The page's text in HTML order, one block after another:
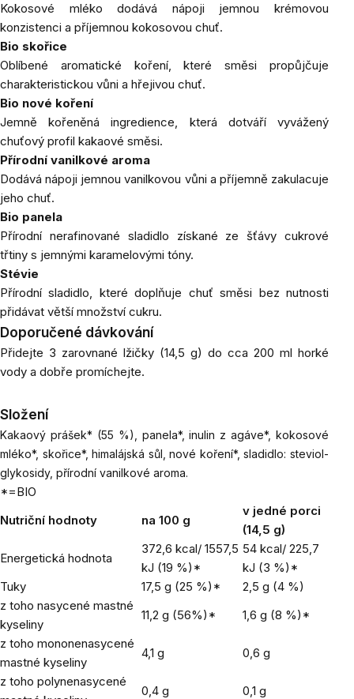
Kokosové mléko dodává nápoji jemnou krémovou
konzistenci a příjemnou kokosovou chuť.
Bio skořice
Oblíbené aromatické koření, které směsi propůjčuje
charakteristickou vůni a hřejivou chuť.
Bio nové koření
Jemně kořeněná ingredience, která dotváří vyvážený
chuťový profil kakaové směsi.
Přírodní vanilkové aroma
Dodává nápoji jemnou vanilkovou vůni a příjemně zakulacuje
jeho chuť.
Bio panela
Přírodní nerafinované sladidlo získané ze šťávy cukrové
třtiny s jemnými karamelovými tóny.
Stévie
Přírodní sladidlo, které doplňuje chuť směsi bez nutnosti
přidávat větší množství cukru.
Doporučené dávkování
Přidejte 3 zarovnané lžičky (14,5 g) do cca 200 ml horké
vody a dobře promíchejte.
Složení
Kakaový prášek* (55 %), panela*, inulin z agáve*, kokosové
mléko*, skořice*, himalájská sůl, nové koření*, sladidlo: steviol-
glykosidy, přírodní vanilkové aroma.
*=BIO
Nutriční hodnoty
na 100 g
v jedné porci
(14,5 g)
Energetická hodnota
372,6 kcal/ 1557,5
kJ (19 %)*
54 kcal/ 225,7
kJ (3 %)*
Tuky
17,5 g (25 %)*
2,5 g (4 %)
z toho nasycené mastné
kyseliny
11,2 g (56%)*
1,6 g (8 %)*
z toho mononenasycené
mastné kyseliny
4,1 g
0,6 g
z toho polynenasycené
0,4 g 0,1 g